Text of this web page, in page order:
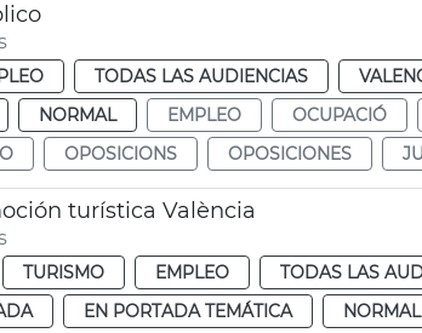
TODAS LAS AUDIENCIAS
NORMAL EMPLEO OCUPACIÓ
OPOSICIONS OPOSICIONES
turística València
TURISMO EMPLEO TODAS LAS
EN PORTADA TEMÁTICA NORMAL